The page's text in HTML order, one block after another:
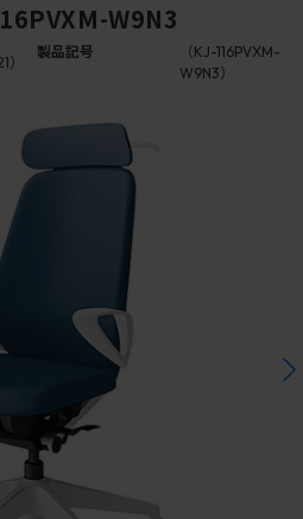
W9N3
）
製品記号
（KJ-116PVXM-
W9N3）